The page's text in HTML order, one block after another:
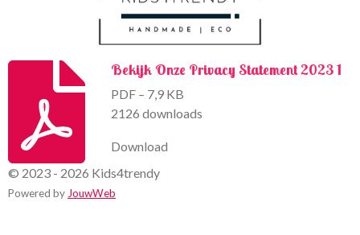
Bekijk Onze Privacy Statement 2023 1
PDF – 7,9 KB
2126 downloads
Download
© 2023 - 2026 Kids4trendy
Powered by JouwWeb